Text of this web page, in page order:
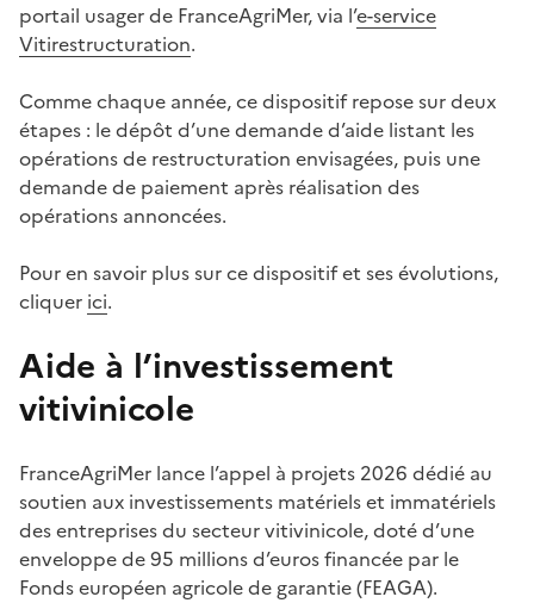
portail usager de FranceAgriMer, via l’e-service
Vitirestructuration.
Comme chaque année, ce dispositif repose sur deux
étapes : le dépôt d’une demande d’aide listant les
opérations de restructuration envisagées, puis une
demande de paiement après réalisation des
opérations annoncées.
Pour en savoir plus sur ce dispositif et ses évolutions,
cliquer ici.
Aide à l’investissement
vitivinicole
FranceAgriMer lance l’appel à projets 2026 dédié au
soutien aux investissements matériels et immatériels
des entreprises du secteur vitivinicole, doté d’une
enveloppe de 95 millions d’euros financée par le
Fonds européen agricole de garantie (FEAGA).